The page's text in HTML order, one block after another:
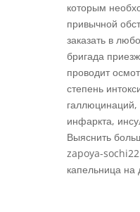
которым
привычной
заказать в
бригада
проводит
степень
инфаркта,
Выяснить
zapoya-
капельница